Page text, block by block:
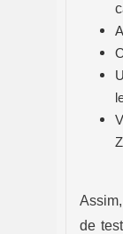
de